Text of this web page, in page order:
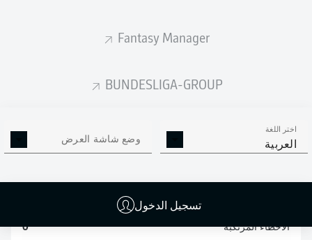
Fantasy Manager
BUNDESLIGA-GROUP
اختر اللغة
العربية وضع شاشة العرض
تسجيل الدخول
إحصائيات موسم 2026/2027
الافتكاكات الناجحة
الأخطاء المرتكبة 0